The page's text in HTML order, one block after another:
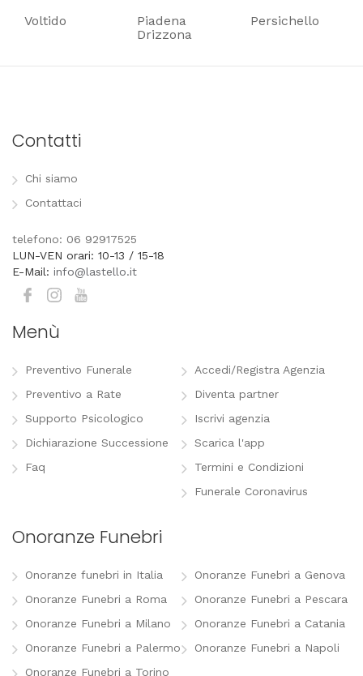
Voltido
Piadena
Drizzona
Persichello
Contatti
Chi siamo
Contattaci
telefono: 06 92917525
LUN-VEN orari: 10-13 / 15-18
E-Mail: info@lastello.it
Menù
Preventivo Funerale
Preventivo a Rate
Supporto Psicologico
Dichiarazione Successione
Faq
Accedi/Registra Agenzia
Diventa partner
Iscrivi agenzia
Scarica l'app
Termini e Condizioni
Funerale Coronavirus
Onoranze Funebri
Onoranze funebri in Italia
Onoranze Funebri a Roma
Onoranze Funebri a Milano
Onoranze Funebri a Palermo
Onoranze Funebri a Torino
Onoranze Funebri a Genova
Onoranze Funebri a Pescara
Onoranze Funebri a Catania
Onoranze Funebri a Napoli